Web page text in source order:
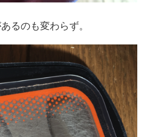
るのも変わらず。